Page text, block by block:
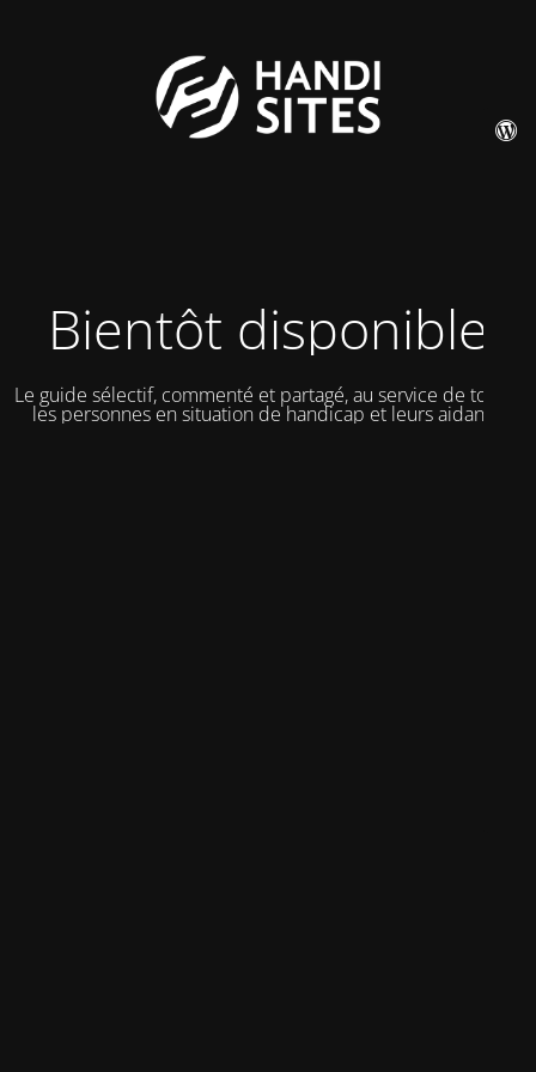
Bientôt disponible
Le guide sélectif, commenté et partagé, au service de toutes
les personnes en situation de handicap et leurs aidants.